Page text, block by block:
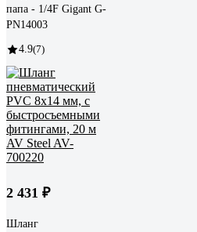
папа - 1/4F Gigant G-
PN14003
4.9(7)
2 431 ₽
Шланг